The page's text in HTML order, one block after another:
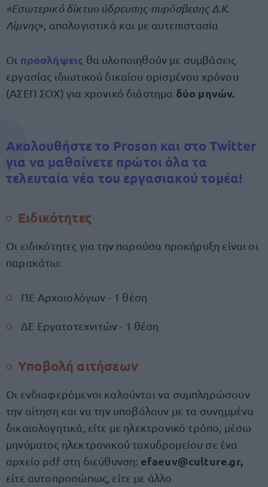
«Εσωτερικό δίκτυο ύδρευσης-πυρόσβεσης Δ.Κ.
Λίμνης», απολογιστικά και με αυτεπιστασία
Οι προσλήψεις θα υλοποιηθούν με συμβάσεις
εργασίας ιδιωτικού δικαίου ορισμένου χρόνου
(ΑΣΕΠ ΣΟΧ) για χρονικό διάστημα δύο μηνών.
Ακολουθήστε το Proson και στο Twitter
για να μαθαίνετε πρώτοι όλα τα
τελευταία νέα του εργασιακού τομέα!
Ειδικότητες
Οι ειδικότητες για την παρούσα προκήρυξη είναι οι
παρακάτω:
ΠΕ Αρχαιολόγων - 1 θέση
ΔΕ Εργατοτεχνιτών - 1 θέση
Υποβολή αιτήσεων
Οι ενδιαφερόμενοι καλούνται να συμπληρώσουν
την αίτηση και να την υποβάλουν με τα συνημμένα
δικαιολογητικά, είτε με ηλεκτρονικό τρόπο, μέσω
μηνύματος ηλεκτρονικού ταχυδρομείου σε ένα
αρχείο pdf στη διεύθυνση: efaeuv@culture.gr,
είτε αυτοπροσώπως, είτε με άλλο